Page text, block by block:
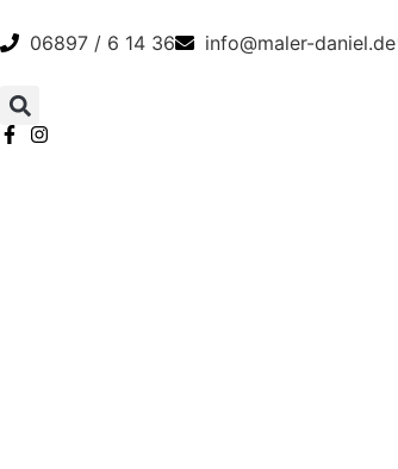
06897 / 6 14 36 info@maler-daniel.de